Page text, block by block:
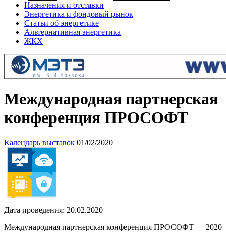
Назначения и отставки
Энергетика и фондовый рынок
Статьи об энергетике
Альтернативная энергетика
ЖКХ
Международная партнерская
конференция ПРОСОФТ
Календарь выставок 01/02/2020
Дата проведения: 20.02.2020
Международная партнерская конференция ПРОСОФТ — 2020